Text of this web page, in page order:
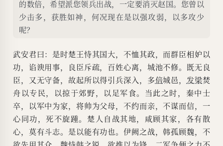
的数倍，希望派您领兵出战，一定要消灭赵国。您曾以
少击多，获胜如神，何况现在是以强攻弱，以多攻少
呢？
武安君曰：是时楚王恃其国大，不恤其政，而群臣相妒以
功，谄谀用事，良臣斥疏，百姓心离，城池不修。既无良
臣，又无守备，故起所以得引兵深入，多倍城邑， 发梁焚
舟以专民，以掠于郊野，以足军食。当此之时，秦中士
卒，以军中为家，将帅为父母，不约而亲，不谋而信，一
心同功，死不旋踵。楚人自战其地，咸顾其家，各有散
心，莫有斗志。是以能有功也。伊阙之战，韩孤顾魏，不